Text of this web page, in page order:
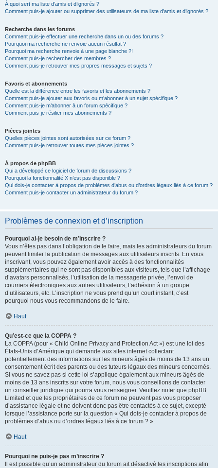
À quoi sert ma liste d’amis et d’ignorés ?
Comment puis-je ajouter ou supprimer des utilisateurs de ma liste d’amis et d’ignorés ?
Recherche dans les forums
Comment puis-je effectuer une recherche dans un ou des forums ?
Pourquoi ma recherche ne renvoie aucun résultat ?
Pourquoi ma recherche renvoie à une page blanche ?!
Comment puis-je rechercher des membres ?
Comment puis-je retrouver mes propres messages et sujets ?
Favoris et abonnements
Quelle est la différence entre les favoris et les abonnements ?
Comment puis-je ajouter aux favoris ou m’abonner à un sujet spécifique ?
Comment puis-je m’abonner à un forum spécifique ?
Comment puis-je résilier mes abonnements ?
Pièces jointes
Quelles pièces jointes sont autorisées sur ce forum ?
Comment puis-je retrouver toutes mes pièces jointes ?
À propos de phpBB
Qui a développé ce logiciel de forum de discussions ?
Pourquoi la fonctionnalité X n’est pas disponible ?
Qui dois-je contacter à propos de problèmes d’abus ou d’ordres légaux liés à ce forum ?
Comment puis-je contacter un administrateur du forum ?
Problèmes de connexion et d’inscription
Pourquoi ai-je besoin de m’inscrire ?
Vous n’êtes pas dans l’obligation de le faire, mais les administrateurs du forum
peuvent limiter la publication de messages aux utilisateurs inscrits. En vous
inscrivant, vous pouvez également avoir accès à des fonctionnalités
supplémentaires qui ne sont pas disponibles aux visiteurs, tels que l’affichage
d’avatars personnalisés, l’utilisation de la messagerie privée, l’envoi de
courriers électroniques aux autres utilisateurs, l’adhésion à un groupe
d’utilisateurs, etc. L’inscription ne vous prend qu’un court instant, c’est
pourquoi nous vous recommandons de le faire.
Haut
Qu’est-ce que la COPPA ?
La COPPA (pour « Child Online Privacy and Protection Act ») est une loi des
États-Unis d’Amérique qui demande aux sites internet collectant
potentiellement des informations sur les mineurs âgés de moins de 13 ans un
consentement écrit des parents ou des tuteurs légaux des mineurs concernés.
Si vous ne savez pas si cette loi s’applique également aux mineurs âgés de
moins de 13 ans inscrits sur votre forum, nous vous conseillons de contacter
un conseiller juridique qui pourra vous renseigner. Veuillez noter que phpBB
Limited et que les propriétaires de ce forum ne peuvent pas vous proposer
d’assistance légale et ne doivent donc pas être contactés à ce sujet, excepté
lorsque l’assistance porte sur la question « Qui dois-je contacter à propos de
problèmes d’abus ou d’ordres légaux liés à ce forum ? ».
Haut
Pourquoi ne puis-je pas m’inscrire ?
Il est possible qu’un administrateur du forum ait désactivé les inscriptions afin